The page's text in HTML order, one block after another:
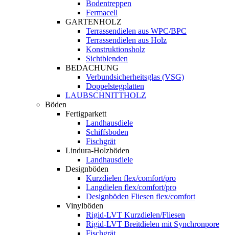
Bodentreppen
Fermacell
GARTENHOLZ
Terrassendielen aus WPC/BPC
Terrassendielen aus Holz
Konstruktionsholz
Sichtblenden
BEDACHUNG
Verbundsicherheitsglas (VSG)
Doppelstegplatten
LAUBSCHNITTHOLZ
Böden
Fertigparkett
Landhausdiele
Schiffsboden
Fischgrät
Lindura-Holzböden
Landhausdiele
Designböden
Kurzdielen flex/comfort/pro
Langdielen flex/comfort/pro
Designböden Fliesen flex/comfort
Vinylböden
Rigid-LVT Kurzdielen/Fliesen
Rigid-LVT Breitdielen mit Synchronpore
Fischgrät